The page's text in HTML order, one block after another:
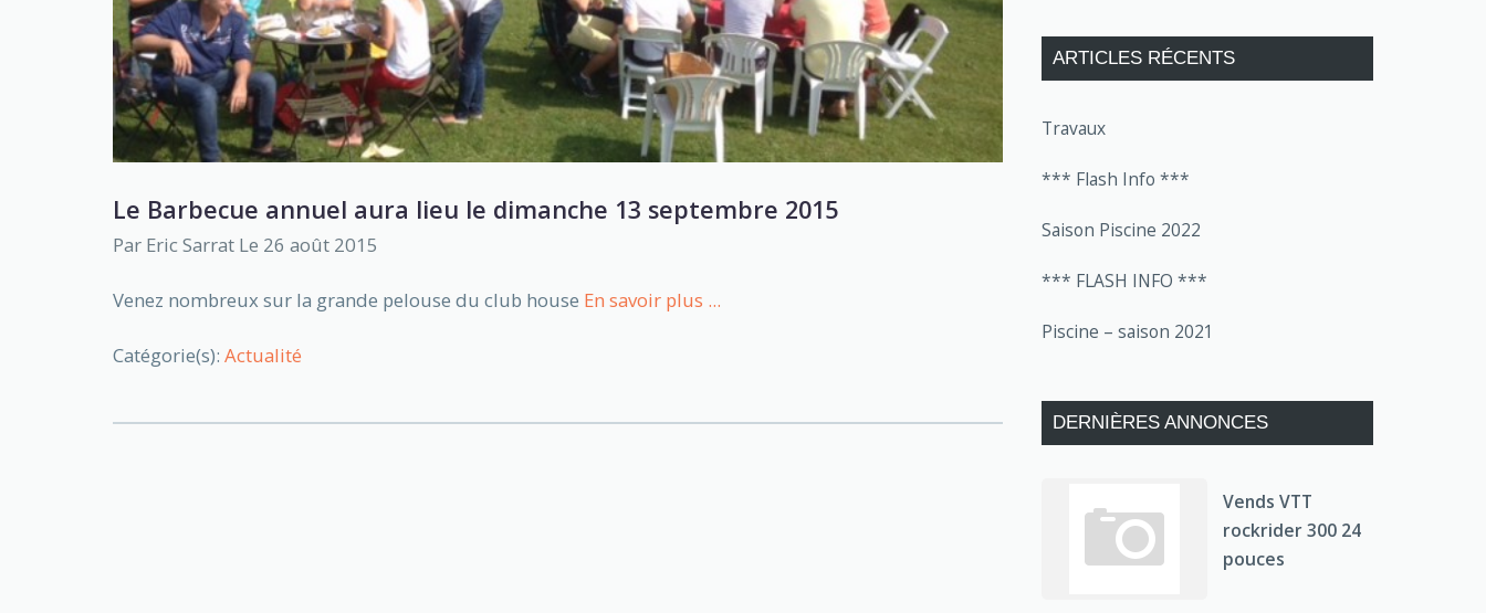
Le Barbecue annuel aura lieu le dimanche 13 septembre 2015
Par Eric Sarrat Le 26 août 2015
Venez nombreux sur la grande pelouse du club house En savoir plus ...
Catégorie(s): Actualité
ARTICLES RÉCENTS
Travaux
*** Flash Info ***
Saison Piscine 2022
*** FLASH INFO ***
Piscine – saison 2021
DERNIÈRES ANNONCES
Vends VTT
rockrider 300 24
pouces